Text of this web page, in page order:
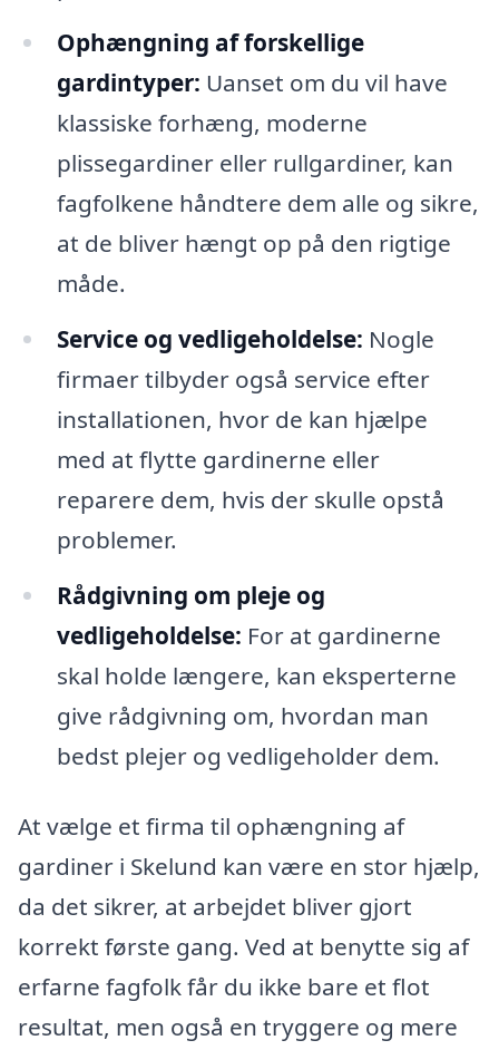
Ophængning af forskellige
gardintyper: Uanset om du vil have
klassiske forhæng, moderne
plissegardiner eller rullgardiner, kan
fagfolkene håndtere dem alle og sikre,
at de bliver hængt op på den rigtige
måde.
Service og vedligeholdelse: Nogle
firmaer tilbyder også service efter
installationen, hvor de kan hjælpe
med at flytte gardinerne eller
reparere dem, hvis der skulle opstå
problemer.
Rådgivning om pleje og
vedligeholdelse: For at gardinerne
skal holde længere, kan eksperterne
give rådgivning om, hvordan man
bedst plejer og vedligeholder dem.
At vælge et firma til ophængning af
gardiner i Skelund kan være en stor hjælp,
da det sikrer, at arbejdet bliver gjort
korrekt første gang. Ved at benytte sig af
erfarne fagfolk får du ikke bare et flot
resultat, men også en tryggere og mere